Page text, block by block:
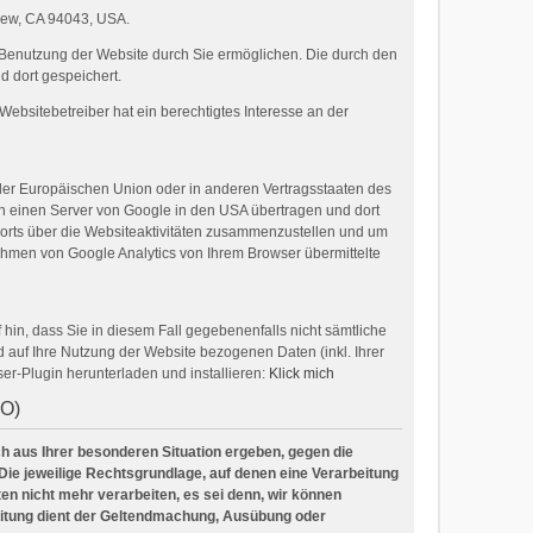
CA 94043, USA.
der Website durch Sie ermöglichen. Die durch den
dort gespeichert.
hat ein berechtigtes Interesse an der
Europäischen Union oder in anderen Vertragsstaaten des
Server von Google in den USA übertragen und dort
über die Websiteaktivitäten zusammenzustellen und um
von Google Analytics von Ihrem Browser übermittelte
dass Sie in diesem Fall gegebenenfalls nicht sämtliche
Ihre Nutzung der Website bezogenen Daten (inkl. Ihrer
Plugin herunterladen und installieren: Klick mich
aus Ihrer besonderen Situation ergeben, gegen die
jeweilige Rechtsgrundlage, auf denen eine Verarbeitung
nicht mehr verarbeiten, es sei denn, wir können
dient der Geltendmachung, Ausübung oder